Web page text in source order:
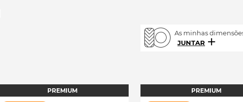
As minhas
JUNTAR
PREMIUM PREMIUM